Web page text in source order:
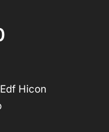
Hicon